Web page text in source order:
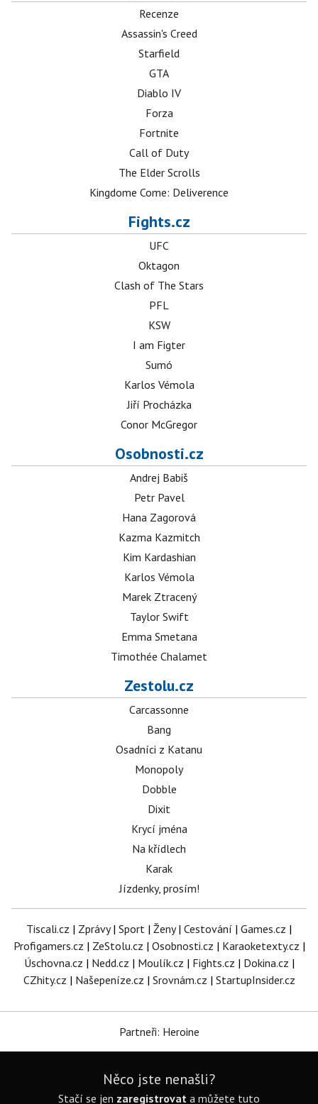
Recenze
Assassin's Creed
Starfield
GTA
Diablo IV
Forza
Fortnite
Call of Duty
The Elder Scrolls
Kingdome Come: Deliverence
Fights.cz
UFC
Oktagon
Clash of The Stars
PFL
KSW
I am Figter
Sumó
Karlos Vémola
Jiří Procházka
Conor McGregor
Osobnosti.cz
Andrej Babiš
Petr Pavel
Hana Zagorová
Kazma Kazmitch
Kim Kardashian
Karlos Vémola
Marek Ztracený
Taylor Swift
Emma Smetana
Timothée Chalamet
Zestolu.cz
Carcassonne
Bang
Osadníci z Katanu
Monopoly
Dobble
Dixit
Krycí jména
Na křídlech
Karak
Jízdenky, prosím!
Tiscali.cz | Zprávy| Sport | Ženy| Cestování | Games.cz |
Profigamers.cz | ZeStolu.cz | Osobnosti.cz | Karaoketexty.cz |
Úschovna.cz | Nedd.cz | Moulík.cz | Fights.cz | Dokina.cz |
CZhity.cz | Našepeníze.cz | Srovnám.cz | StartupInsider.cz
Partneři: Heroine
Něco jste nenašli?
Stačí se jen zaregistrovat a můžete tuto